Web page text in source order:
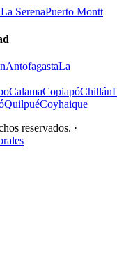
La SerenaPuerto Montt
AntofagastaLa
CalamaCopiapóChillán
QuilpuéCoyhaique
reservados. ·